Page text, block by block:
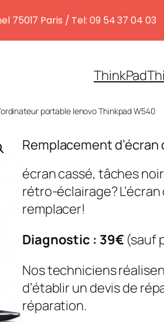
ThinkPad
portable lenovo Thinkpad W540
Remplacement
écran cassé, tâches
rétro-éclairage?
remplacer!
Diagnostic : 39€ (sauf
Nos techniciens
d’établir un devis de
réparation.
75017 Paris / Tel: 09 54 37 04 03